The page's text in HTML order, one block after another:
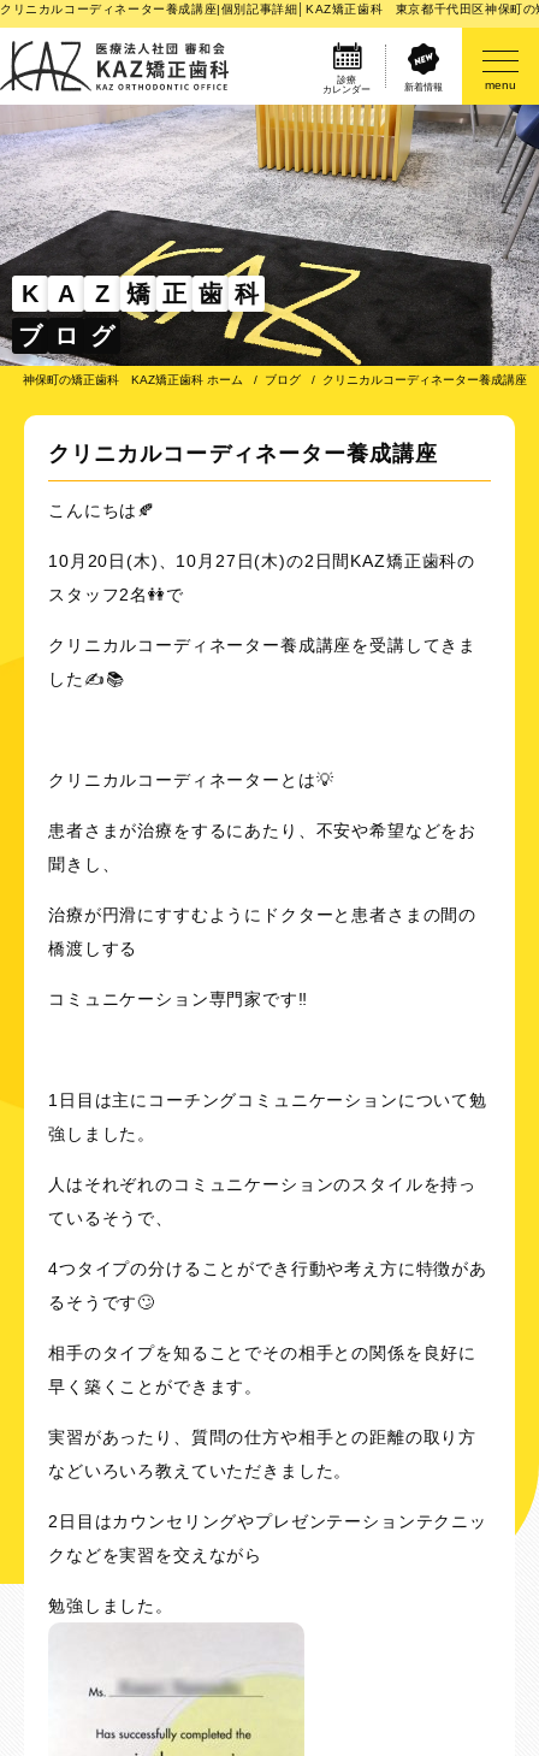
クリニカルコーディネーター養成講座|個別記事詳細│KAZ矯正歯科 東京都千代田区神保町の
診療
カレンダー
新着情報 menu
K A Z 矯 正 歯 科
ブ ロ グ
神保町の矯正歯科 KAZ矯正歯科 ホーム ブログ クリニカルコーディネーター養成講座
クリニカルコーディネーター養成講座
こんにちは🍂
10月20日(木)、10月27日(木)の2日間KAZ矯正歯科の
スタッフ2名👭で
クリニカルコーディネーター養成講座を受講してきま
した✍📚
クリニカルコーディネーターとは💡
患者さまが治療をするにあたり、不安や希望などをお
聞きし、
治療が円滑にすすむようにドクターと患者さまの間の
橋渡しする
コミュニケーション専門家です‼️
1日目は主にコーチングコミュニケーションについて勉
強しました。
人はそれぞれのコミュニケーションのスタイルを持っ
ているそうで、
4つタイプの分けることができ行動や考え方に特徴があ
るそうです🙄
相手のタイプを知ることでその相手との関係を良好に
早く築くことができます。
実習があったり、質問の仕方や相手との距離の取り方
などいろいろ教えていただきました。
2日目はカウンセリングやプレゼンテーションテクニッ
クなどを実習を交えながら
勉強しました。
医院案内
矯正歯科治療のご案内
矯正装置のご紹介
その他